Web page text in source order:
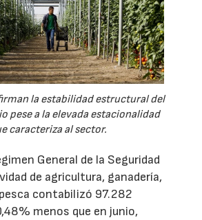
la estabilidad estructural del
pese a la elevada estacionalidad
caracteriza al sector.
General de la Seguridad
de agricultura, ganadería,
contabilizó 97.282
menos que en junio,